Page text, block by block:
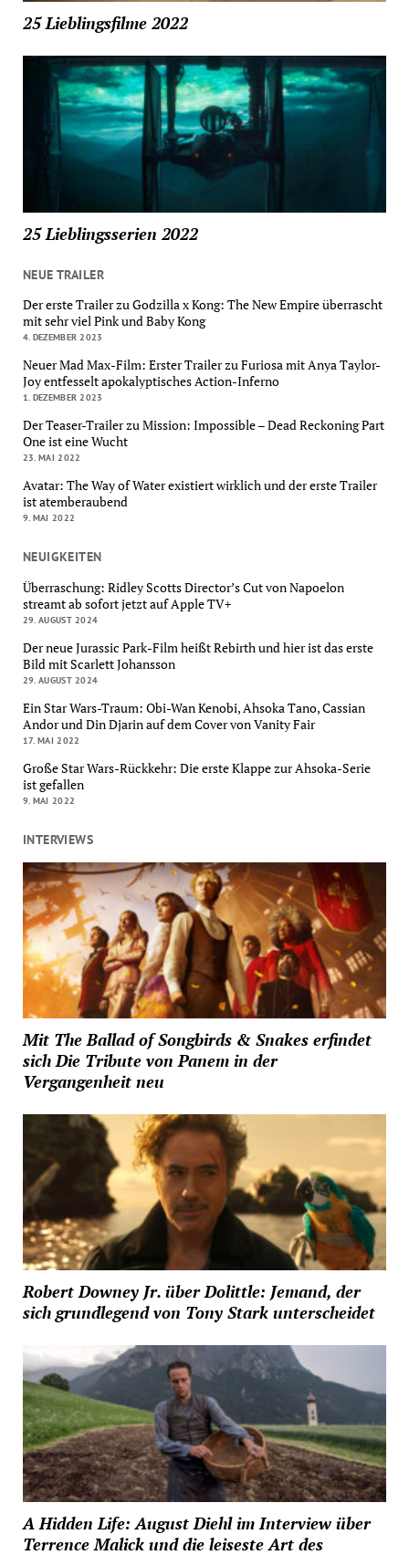
25 Lieblingsfilme 2022
25 Lieblingsserien 2022
NEUE TRAILER
Der erste Trailer zu Godzilla x Kong: The New Empire überrascht
mit sehr viel Pink und Baby Kong
4. DEZEMBER 2023
Neuer Mad Max-Film: Erster Trailer zu Furiosa mit Anya Taylor-
Joy entfesselt apokalyptisches Action-Inferno
1. DEZEMBER 2023
Der Teaser-Trailer zu Mission: Impossible – Dead Reckoning Part
One ist eine Wucht
23. MAI 2022
Avatar: The Way of Water existiert wirklich und der erste Trailer
ist atemberaubend
9. MAI 2022
NEUIGKEITEN
Überraschung: Ridley Scotts Director’s Cut von Napoelon
streamt ab sofort jetzt auf Apple TV+
29. AUGUST 2024
Der neue Jurassic Park-Film heißt Rebirth und hier ist das erste
Bild mit Scarlett Johansson
29. AUGUST 2024
Ein Star Wars-Traum: Obi-Wan Kenobi, Ahsoka Tano, Cassian
Andor und Din Djarin auf dem Cover von Vanity Fair
17. MAI 2022
Große Star Wars-Rückkehr: Die erste Klappe zur Ahsoka-Serie
ist gefallen
9. MAI 2022
INTERVIEWS
Mit The Ballad of Songbirds & Snakes erfindet
sich Die Tribute von Panem in der
Vergangenheit neu
Robert Downey Jr. über Dolittle: Jemand, der
sich grundlegend von Tony Stark unterscheidet
A Hidden Life: August Diehl im Interview über
Terrence Malick und die leiseste Art des